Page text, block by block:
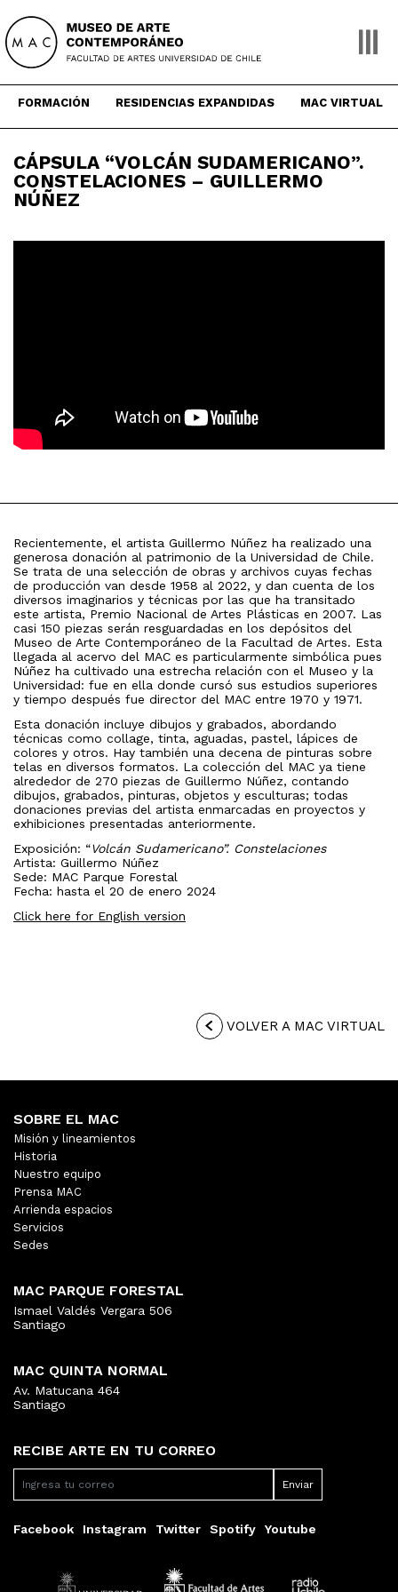
content
FORMACIÓN RESIDENCIAS EXPANDIDAS MAC VIRTUAL
CÁPSULA “VOLCÁN SUDAMERICANO”.
CONSTELACIONES – GUILLERMO
NÚÑEZ
Recientemente, el artista Guillermo Núñez ha realizado una
generosa donación al patrimonio de la Universidad de Chile.
Se trata de una selección de obras y archivos cuyas fechas
de producción van desde 1958 al 2022, y dan cuenta de los
diversos imaginarios y técnicas por las que ha transitado
este artista, Premio Nacional de Artes Plásticas en 2007. Las
casi 150 piezas serán resguardadas en los depósitos del
Museo de Arte Contemporáneo de la Facultad de Artes. Esta
llegada al acervo del MAC es particularmente simbólica pues
Núñez ha cultivado una estrecha relación con el Museo y la
Universidad: fue en ella donde cursó sus estudios superiores
y tiempo después fue director del MAC entre 1970 y 1971.
Esta donación incluye dibujos y grabados, abordando
técnicas como collage, tinta, aguadas, pastel, lápices de
colores y otros. Hay también una decena de pinturas sobre
telas en diversos formatos. La colección del MAC ya tiene
alrededor de 270 piezas de Guillermo Núñez, contando
dibujos, grabados, pinturas, objetos y esculturas; todas
donaciones previas del artista enmarcadas en proyectos y
exhibiciones presentadas anteriormente.
Exposición: “Volcán Sudamericano”. Constelaciones
Artista: Guillermo Núñez
Sede: MAC Parque Forestal
Fecha: hasta el 20 de enero 2024
Click here for English version
VOLVER A MAC VIRTUAL
RECIBE ARTE EN TU CORREO
Facebook Instagram Twitter Spotify Youtube
SOBRE EL MAC
Misión y lineamientos
Historia
Nuestro equipo
Prensa MAC
Arrienda espacios
Servicios
Sedes
MAC PARQUE FORESTAL
Ismael Valdés Vergara 506
Santiago
MAC QUINTA NORMAL
Av. Matucana 464
Santiago